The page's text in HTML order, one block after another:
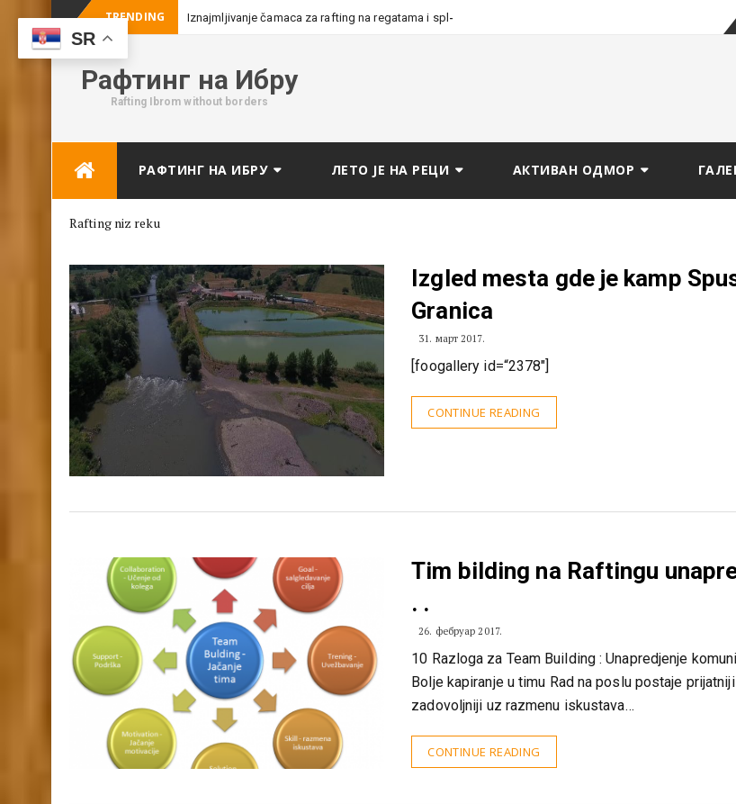
TRENDING Iznajmljivanje čamaca za rafting na regatama i splavarenju
Рафтинг на Ибру
Rafting Ibrom without borders
РАФТИНГ НА ИБРУ ЛЕТО ЈЕ НА РЕЦИ АКТИВАН ОДМОР
Rafting niz reku
Izgled mesta gde je kamp
Granica
31. март 2017.
[foogallery id=“2378″]
CONTINUE READING
Tim bilding na Raftingu
. .
26. фебруар 2017.
10 Razloga za Team Building : Unapredjenje
Bolje kapiranje u timu Rad na poslu postaje
zadovoljniji uz razmenu iskustava…
CONTINUE READING
SR